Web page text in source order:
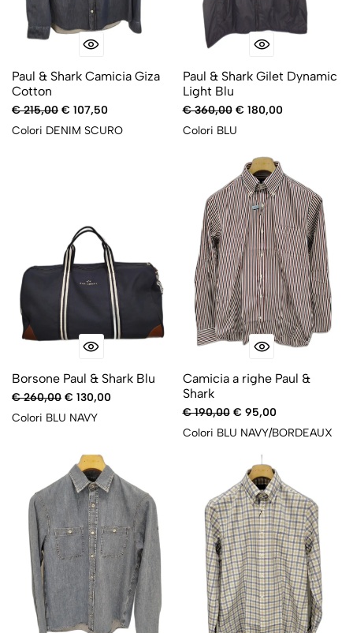
Paul & Shark Camicia Giza
Cotton
€ 215,00 € 107,50
Colori DENIM SCURO
Paul & Shark Gilet Dynamic
Light Blu
€ 360,00€ 180,00
Colori BLU
Borsone Paul & Shark Blu
€ 260,00 € 130,00
Colori BLU NAVY
Camicia a righe Paul &
Shark
€ 190,00€ 95,00
Colori BLU NAVY/BORDEAUX